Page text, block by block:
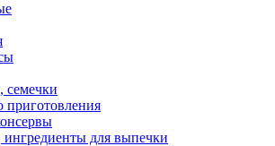
семечки
приготовления
для выпечки